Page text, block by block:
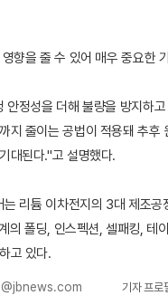
향을 줄 수 있어 매우 중요한
안정성을 더해 불량을 방지하
지 줄이는 공법이 적용돼 추후
대된다."고 설명했다.
리튬 이차전지의 3대 제조공
의 폴딩, 인스펙션, 셀패킹, 테
고 있다.
기자 프로